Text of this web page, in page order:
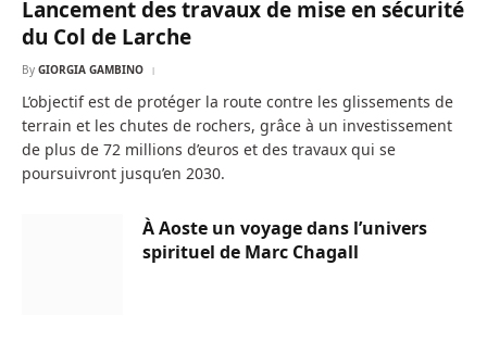
Lancement des travaux de mise en sécurité
du Col de Larche
By GIORGIA GAMBINO
L’objectif est de protéger la route contre les glissements de
terrain et les chutes de rochers, grâce à un investissement
de plus de 72 millions d’euros et des travaux qui se
poursuivront jusqu’en 2030.
À Aoste un voyage dans l’univers
spirituel de Marc Chagall